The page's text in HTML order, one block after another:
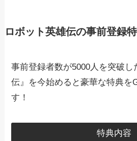
ロボット英雄伝の事前登録
事前登録者数が5000人を突破し
伝』を今始めると豪華な特典を
す！
特典内容